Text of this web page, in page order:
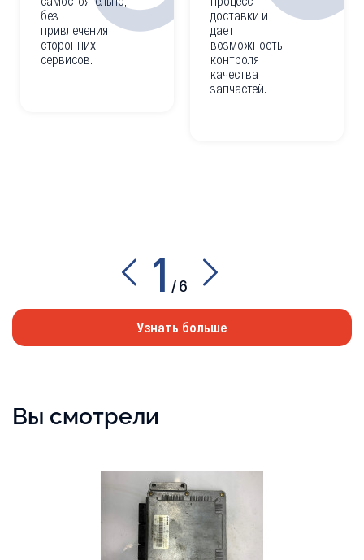
без
привлечения
сторонних
сервисов.
доставки и
дает
возможность
контроля
качества
запчастей.
1 /6
Узнать больше
Вы смотрели